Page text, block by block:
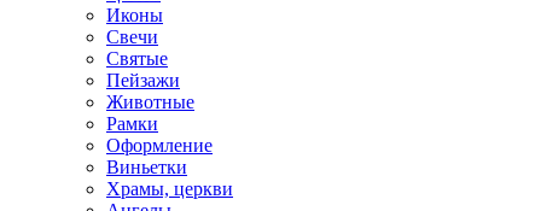
Иконы
Свечи
Святые
Пейзажи
Животные
Рамки
Оформление
Виньетки
Храмы, церкви